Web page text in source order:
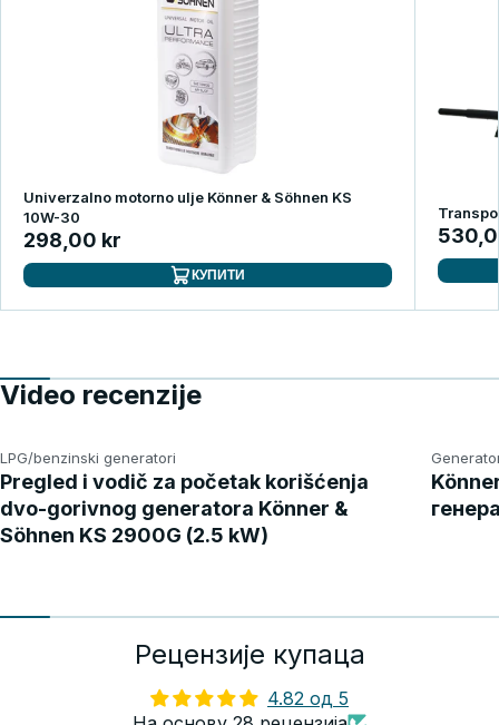
Univerzalno motorno ulje Könner & Söhnen KS
10W-30
298,00 kr
КУПИТИ
Video recenzije
LPG/benzinski generatori
Pregled i vodič za početak korišćenja
dvo-gorivnog generatora Könner &
Söhnen KS 2900G (2.5 kW)
Рецензије купаца
4.82 од 5